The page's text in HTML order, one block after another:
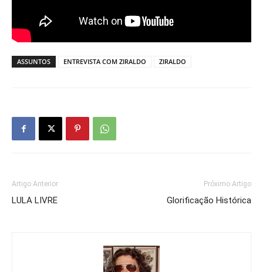
ASSUNTOS ENTREVISTA COM ZIRALDO ZIRALDO
Artigo Anterior
LULA LIVRE
Próximo Artigo
Glorificação Histórica